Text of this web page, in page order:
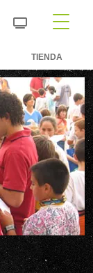
TIENDA